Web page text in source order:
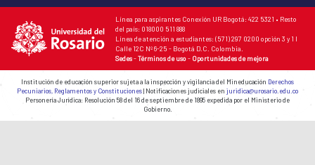
Línea para aspirantes Conexión UR Bogotá: 422 5321 • Resto
del país: 018000 511 888
Línea de atención a estudiantes: (571) 297 0200 opción 3 y 1 I
Calle 12C Nº 6-25 - Bogotá D.C. Colombia.
Sedes-Términos de uso- Oportunidades de mejora
Institución de educación superior sujeta a la inspección y vigilancia del Mineducación Derechos
Pecuniarios, Reglamentos y Constituciones| Notificaciones judiciales en juridica@urosario.edu.co
Personería Jurídica: Resolución 58 del 16 de septiembre de 1895 expedida por el Ministerio de
Gobierno.